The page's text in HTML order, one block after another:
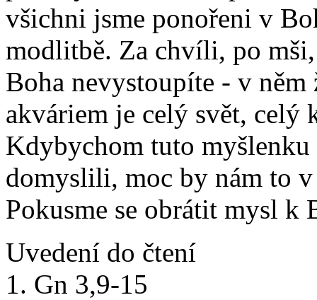
všichni jsme ponořeni v
modlitbě. Za chvíli, po
Boha nevystoupíte - v
akváriem je celý svět, celý
Kdybychom tuto
domyslili, moc by nám to
Pokusme se obrátit mysl k
Uvedení do čtení
1. Gn 3,9-15